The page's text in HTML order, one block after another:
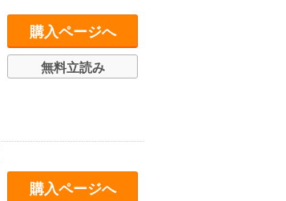
購入ページへ
無料立読み
購入ページへ